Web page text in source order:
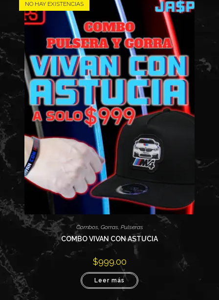
NO HAY EXISTENCIAS
Combos Gorras Pulseras
COMBO VIVAN CON ASTUCIA
$999.00
Leer más